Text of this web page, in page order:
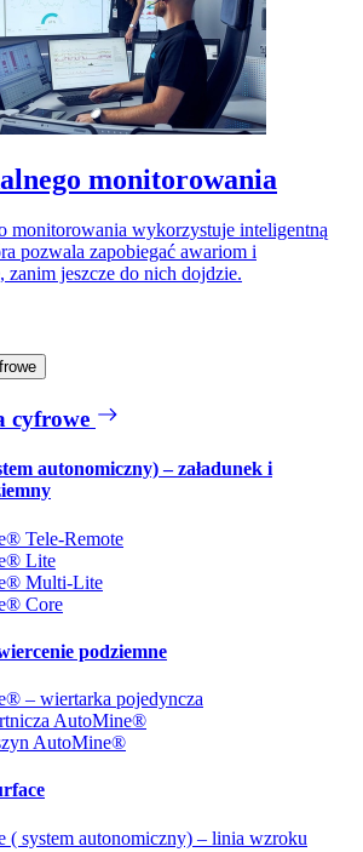
monitorowania
monitorowania wykorzystuje inteligentną
pozwala zapobiegać awariom i
zanim jeszcze do nich dojdzie.
cyfrowe
autonomiczny) – załadunek i
Tele-Remote
Lite
Multi-Lite
Core
podziemne
– wiertarka pojedyncza
AutoMine®
AutoMine®
( system autonomiczny) – linia wzroku